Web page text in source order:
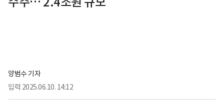
양범수 기자
입력 2025.06.10. 14:12